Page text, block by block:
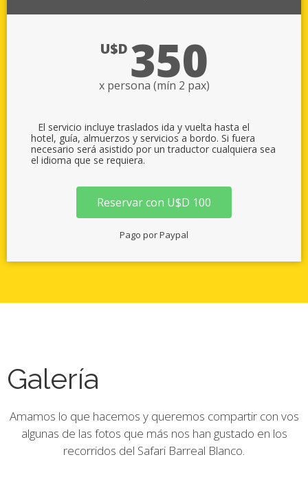
U$D 350
x persona (mín 2 pax)
El servicio incluye traslados ida y vuelta hasta el
hotel, guía, almuerzos y servicios a bordo. Si fuera
necesario será asistido por un traductor cualquiera sea
el idioma que se requiera.
Reservar con U$D 100
Pago por Paypal
Galería
Amamos lo que hacemos y queremos compartir con vos
algunas de las fotos que más nos han gustado en los
recorridos del Safari Barreal Blanco​.​